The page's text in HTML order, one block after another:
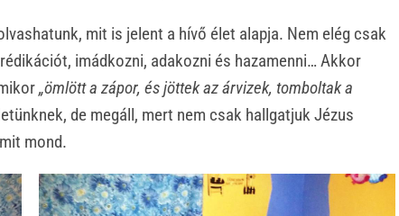
mit is jelent a hívő élet alapja. Nem elég csak
imádkozni, adakozni és hazamenni… Akkor
„ömlött a zápor, és jöttek az árvizek, tomboltak a
de megáll, mert nem csak hallgatjuk Jézus
mond.